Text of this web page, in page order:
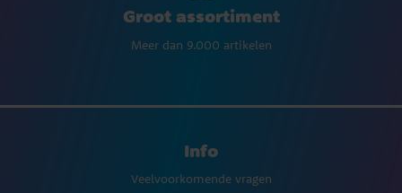
Groot assortiment
Meer dan 9.000 artikelen
Info
Veelvoorkomende vragen